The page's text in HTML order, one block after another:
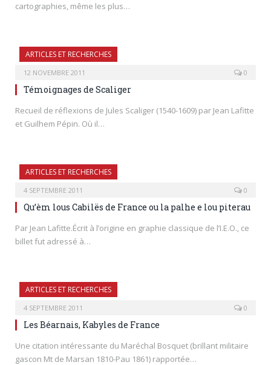
cartographies, même les plus…
ARTICLES ET RECHERCHES
12 NOVEMBRE 2011 0
Témoignages de Scaliger
Recueil de réflexions de Jules Scaliger (1540-1609) par Jean Lafitte
et Guilhem Pépin. Où il…
ARTICLES ET RECHERCHES
4 SEPTEMBRE 2011 0
Qu’èm lous Cabilës de France ou la palhe e lou piterau
Par Jean Lafitte.Écrit à l’origine en graphie classique de l’I.E.O., ce
billet fut adressé à…
ARTICLES ET RECHERCHES
4 SEPTEMBRE 2011 0
Les Béarnais, Kabyles de France
Une citation intéressante du Maréchal Bosquet (brillant militaire
gascon Mt de Marsan 1810-Pau 1861) rapportée…